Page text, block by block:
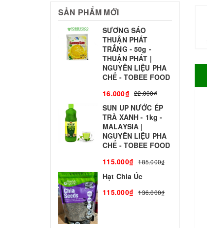
SẢN PHẨM MỚI
SƯƠNG SÁO
THUẬN PHÁT
TRẮNG - 50g -
THUẬN PHÁT |
NGUYÊN LIỆU PHA
CHẾ - TOBEE FOOD
16.000₫ 22.000₫
SUN UP NƯỚC ÉP
TRÀ XANH - 1kg -
MALAYSIA |
NGUYÊN LIỆU PHA
CHẾ - TOBEE FOOD
115.000₫
185.000₫
Hạt Chia Úc
115.000₫
136.000₫